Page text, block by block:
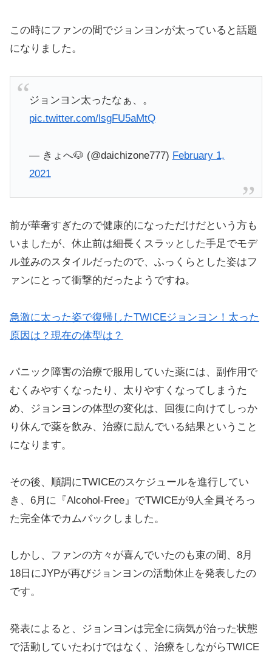
この時にファンの間でジョンヨンが太っていると話題
になりました。
ジョンヨン太ったなぁ、。
pic.twitter.com/lsgFU5aMtQ
— きょへ🐶 (@daichizone777) February 1,
2021
前が華奢すぎたので健康的になっただけだという方も
いましたが、休止前は細長くスラッとした手足でモデ
ル並みのスタイルだったので、ふっくらとした姿はフ
ァンにとって衝撃的だったようですね。
急激に太った姿で復帰したTWICEジョンヨン！太った
原因は？現在の体型は？
パニック障害の治療で服用していた薬には、副作用で
むくみやすくなったり、太りやすくなってしまうた
め、ジョンヨンの体型の変化は、回復に向けてしっか
り休んで薬を飲み、治療に励んでいる結果ということ
になります。
その後、順調にTWICEのスケジュールを進行してい
き、6月に『Alcohol-Free』でTWICEが9人全員そろっ
た完全体でカムバックしました。
しかし、ファンの方々が喜んでいたのも束の間、8月
18日にJYPが再びジョンヨンの活動休止を発表したの
です。
発表によると、ジョンヨンは完全に病気が治った状態
で活動していたわけではなく、治療をしながらTWICE